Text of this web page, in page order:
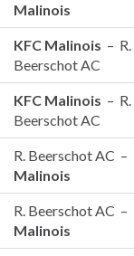
Malinois
KFC Malinois – R.
Beerschot AC
KFC Malinois – R.
Beerschot AC
R. Beerschot AC –
Malinois
R. Beerschot AC –
Malinois